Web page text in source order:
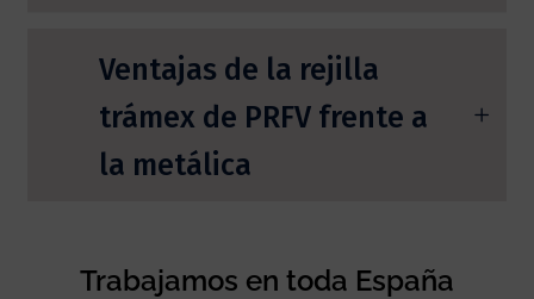
Ventajas de la rejilla
trámex de PRFV frente a
la metálica
Trabajamos en toda España